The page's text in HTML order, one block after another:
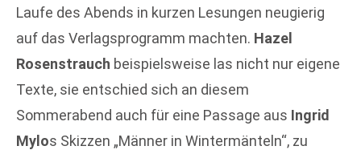
Laufe des Abends in kurzen Lesungen neugierig
auf das Verlagsprogramm machten. Hazel
Rosenstrauch beispielsweise las nicht nur eigene
Texte, sie entschied sich an diesem
Sommerabend auch für eine Passage aus Ingrid
Mylos Skizzen „Männer in Wintermänteln“, zu